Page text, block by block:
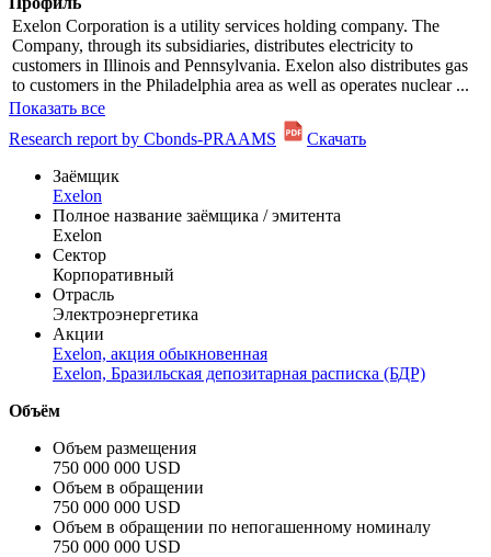
Exelon Corporation is a utility services holding company. The
Company, through its subsidiaries, distributes electricity to
customers in Illinois and Pennsylvania. Exelon also distributes gas
to customers in the Philadelphia area as well as operates nuclear ...
Показать все
Research report by Cbonds-PRAAMS
Скачать
Заёмщик
Exelon
Полное название заёмщика / эмитента
Exelon
Сектор
Корпоративный
Отрасль
Электроэнергетика
Акции
Exelon, акция обыкновенная
Exelon, Бразильская депозитарная расписка (БДР)
Объём
Объем размещения
750 000 000 USD
Объем в обращении
750 000 000 USD
Объем в обращении по непогашенному номиналу
750 000 000 USD